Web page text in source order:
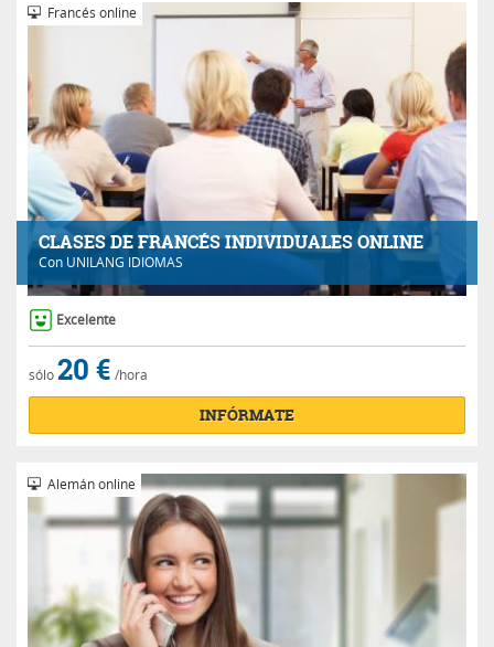
CLASES DE FRANCÉS INDIVIDUALES ONLINE
Con UNILANG IDIOMAS
Francés online
Excelente
sólo20 € /hora
INFÓRMATE
Alemán online